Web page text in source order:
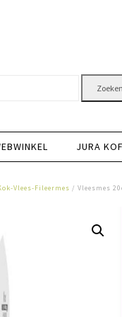
Zoeken
JURA
Vlees-Fileermes / Vleesmes